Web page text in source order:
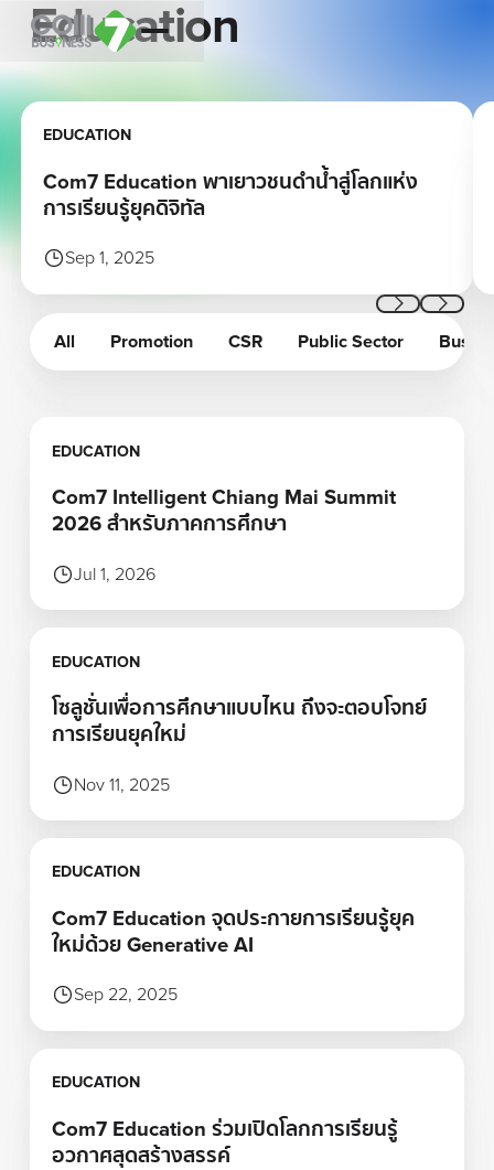
Education
EDUCATION
Com7 Education พาเยาวชนดำน้ำสู่โลกแห่ง
การเรียนรู้ยุคดิจิทัล
Sep 1, 2025
Learn more
Previous
Next
All
Promotion CSR Public Sector
EDUCATION
Com7 Intelligent Chiang Mai Summit
2026 สำหรับภาคการศึกษา
Jul 1, 2026
EDUCATION
โซลูชั่นเพื่อการศึกษาแบบไหน ถึงจะตอบโจทย์
การเรียนยุคใหม่
Nov 11, 2025
EDUCATION
Com7 Education จุดประกายการเรียนรู้ยุค
ใหม่ด้วย Generative AI
Sep 22, 2025
EDUCATION
Com7 Education ร่วมเปิดโลกการเรียนรู้
อวกาศสุดสร้างสรรค์